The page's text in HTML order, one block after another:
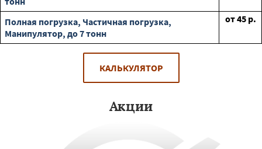
Полная погрузка, Частичная погрузка,
Манипулятор, до 7 тонн
от45 р.
КАЛЬКУЛЯТОР
Акции